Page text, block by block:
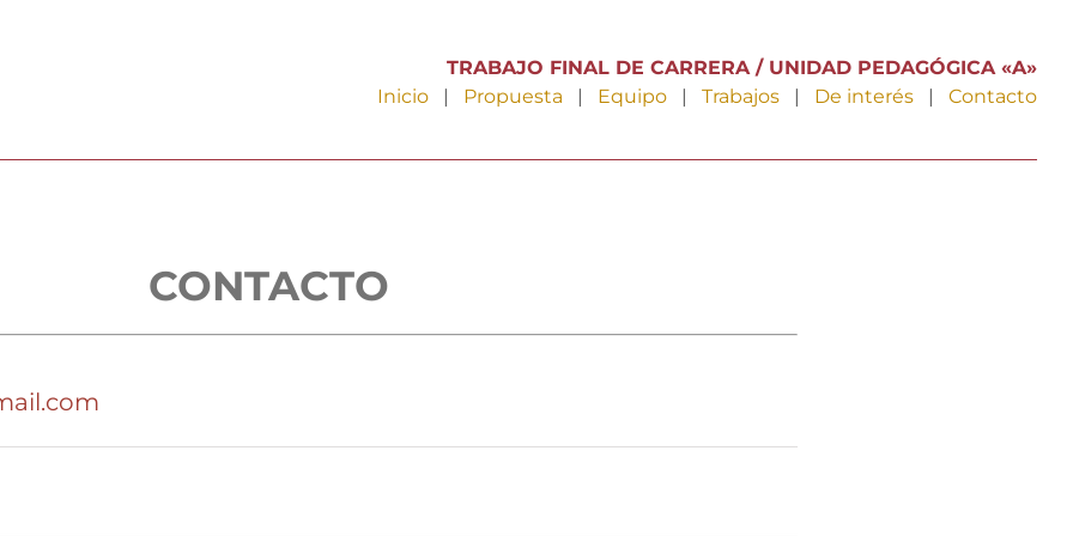
TRABAJO FINAL DE CARRERA / UNIDAD PEDAGÓGICA «A»
Inicio | Propuesta | Equipo |Trabajos | De interés |Contacto
CONTACTO